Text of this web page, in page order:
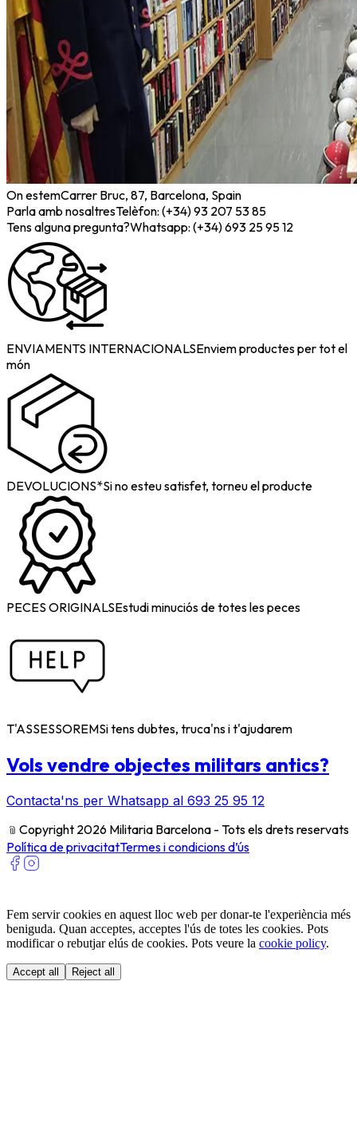
On estemCarrer Bruc, 87, Barcelona, Spain
Parla amb nosaltresTelèfon: (+34) 93 207 53 85
Tens alguna pregunta?Whatsapp: (+34) 693 25 95 12
ENVIAMENTS INTERNACIONALSEnviem productes per tot el
món
DEVOLUCIONS*Si no esteu satisfet, torneu el producte
PECES ORIGINALSEstudi minuciós de totes les peces
T'ASSESSOREMSi tens dubtes, truca'ns i t'ajudarem
Vols vendre objectes militars antics?
Contacta'ns per Whatsapp al 693 25 95 12
﹫ Copyright 2026 Militaria Barcelona - Tots els drets reservats
Política de privacitatTermes i condicions d’ús
Fem servir cookies en aquest lloc web per donar-te l'experiència més
beniguda. Quan acceptes, acceptes l'ús de totes les cookies. Pots
modificar o rebutjar elús de cookies. Pots veure la cookie policy.
Accept all Reject all